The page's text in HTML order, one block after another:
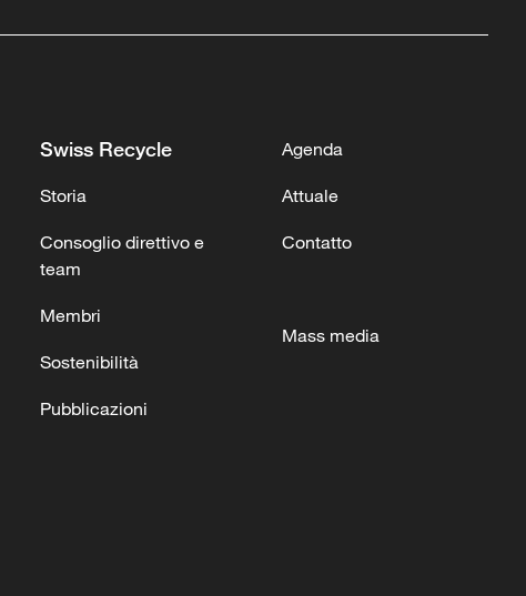
Swiss Recycle
Storia
Consoglio direttivo e
team
Membri
Sostenibilità
Pubblicazioni
Agenda
Attuale
Contatto
Mass media